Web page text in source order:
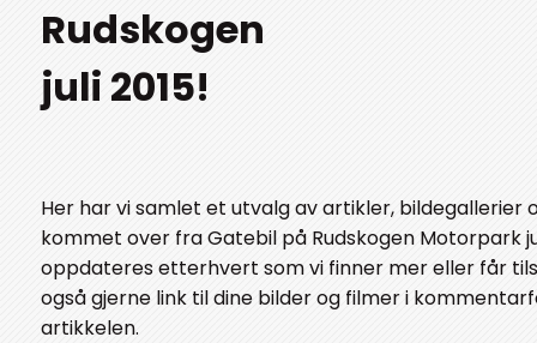
Rudskogen
juli 2015!
Her har vi samlet et utvalg av artikler, bildegallerier
kommet over fra Gatebil på Rudskogen Motorpark
oppdateres etterhvert som vi finner mer eller får
også gjerne link til dine bilder og filmer i
artikkelen.